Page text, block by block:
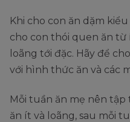
Khi cho con ăn dặm
cho con thói quen ăn từ
loãng tới đặc. Hãy để
với hình thức ăn và các
Mỗi tuần ăn mẹ nên
ăn ít và loãng, sau mỗi